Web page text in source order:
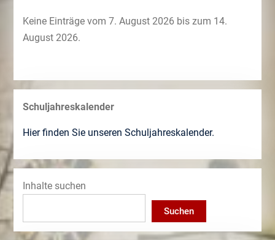
Keine Einträge vom 7. August 2026 bis zum 14.
August 2026.
Schuljahreskalender
Hier finden Sie unseren Schuljahreskalender.
Inhalte suchen
Suchen